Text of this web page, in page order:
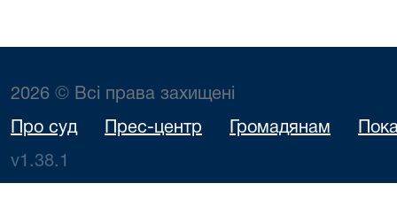
2026 © Всі права захищені
Про суд Прес-центр Громадянам
v1.38.1